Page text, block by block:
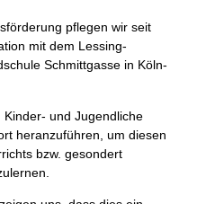
pflegen wir seit
mit dem Lessing-
Schmittgasse in Köln-
und Jugendliche
heranzuführen, um diesen
bzw. gesondert